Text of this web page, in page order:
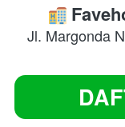
Jl. Margonda